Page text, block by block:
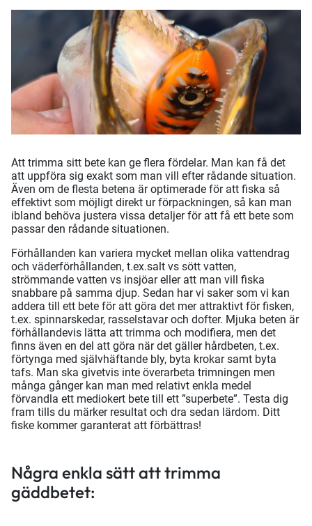
Att trimma sitt bete kan ge flera fördelar. Man kan få det
att uppföra sig exakt som man vill efter rådande situation.
Även om de flesta betena är optimerade för att fiska så
effektivt som möjligt direkt ur förpackningen, så kan man
ibland behöva justera vissa detaljer för att få ett bete som
passar den rådande situationen.
Förhållanden kan variera mycket mellan olika vattendrag
och väderförhållanden, t.ex.salt vs sött vatten,
strömmande vatten vs insjöar eller att man vill fiska
snabbare på samma djup. Sedan har vi saker som vi kan
addera till ett bete för att göra det mer attraktivt för fisken,
t.ex. spinnarskedar, rasselstavar och dofter. Mjuka beten är
förhållandevis lätta att trimma och modifiera, men det
finns även en del att göra när det gäller hårdbeten, t.ex.
förtynga med självhäftande bly, byta krokar samt byta
tafs. Man ska givetvis inte överarbeta trimningen men
många gånger kan man med relativt enkla medel
förvandla ett mediokert bete till ett ”superbete”. Testa dig
fram tills du märker resultat och dra sedan lärdom. Ditt
fiske kommer garanterat att förbättras!
Några enkla sätt att trimma
gäddbetet: